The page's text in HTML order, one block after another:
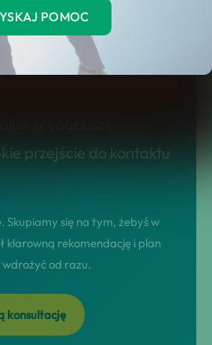
POMOC
najlepszy dla
konkretnej oferty
nie ogólników. Na tej
przejście do kontaktu
Skupiamy się na tym, żebyś w
klarowną rekomendację i plan
od razu.
konsultację